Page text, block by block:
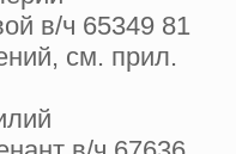
в/ч 65349 81
см. прил.